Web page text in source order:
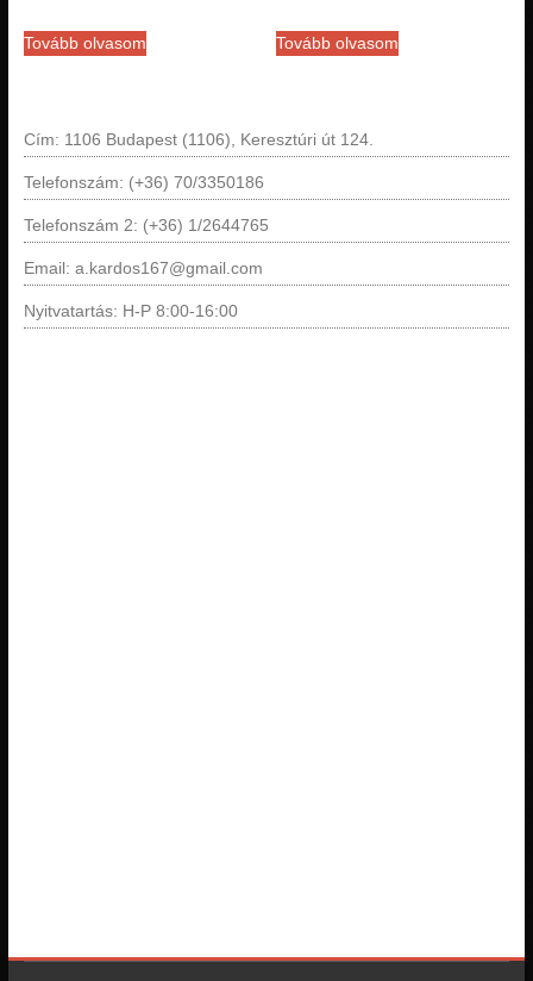
Tovább olvasom Tovább olvasom
Cím: 1106 Budapest (1106), Keresztúri út 124.
Telefonszám: (+36) 70/3350186
Telefonszám 2: (+36) 1/2644765
Email: a.kardos167@gmail.com
Nyitvatartás: H-P 8:00-16:00